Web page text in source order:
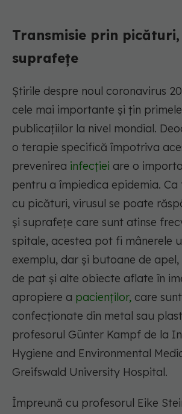
Transmisie prin
suprafețe
Știrile despre noul coronavirus
cele mai importante și țin
publicațiilor la nivel mondial.
o terapie specifică împotriva
prevenirea infecției are o
pentru a împiedica epidemia.
cu picături, virusul se poate
și suprafețe care sunt atinse
spitale, acestea pot fi mânerele
exemplu, dar și butoane de
de pat și alte obiecte aflate în
apropiere a pacienților, care
confecționate din metal sau
profesorul Günter Kampf de la
Hygiene and Environmental
Greifswald University Hospital.
Împreună cu profesorul Eike